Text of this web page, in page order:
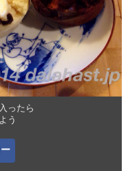
ったら
う